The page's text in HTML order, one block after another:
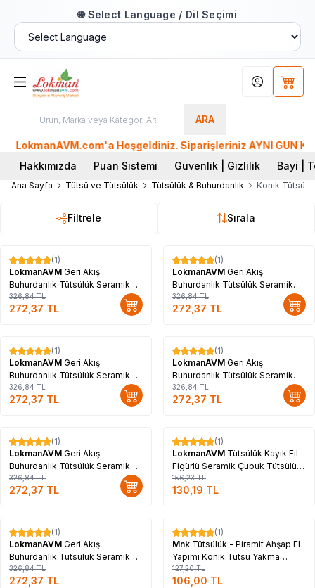
🌐 Select Language / Dil Seçimi
ARA
Hesabım
LokmanAVM.com'a Hoşgeldiniz. Siparişleriniz AYNI GÜN
Hakkımızda
Puan Sistemi Güvenlik | Gizlilik Bayi |
Ana Sayfa Tütsü ve Tütsülük Tütsülük & Buhurdanlık Konik
Filtrele Sırala
%17
(1)
LokmanAVM Geri Akış
Buhurdanlık Tütsülük Seramik
Şelale Kahverengi Backflow
326,84TL
272,37 TL
%17
(1)
LokmanAVM Geri Akış
Buhurdanlık Tütsülük Seramik
Şelale Siyah Backflow C0896
326,84TL
272,37 TL
%17
(1)
LokmanAVM Geri Akış
Buhurdanlık Tütsülük Seramik
Kalp Siyah Backflow C0888
326,84TL
272,37 TL
%17
(1)
LokmanAVM Geri Akış
Buhurdanlık Tütsülük Seramik
Şelale Siyah Backflow C0902
326,84TL
272,37 TL
%17
(1)
LokmanAVM Geri Akış
Buhurdanlık Tütsülük Seramik
Şelale Siyah Backflow C0919
326,84TL
272,37 TL
%17
(1)
LokmanAVM Tütsülük Kayık Fil
Figürlü Seramik Çubuk Tütsülük
Karışık Renk 20 Cm C0807
156,23TL
130,19 TL
%17
(1)
LokmanAVM Geri Akış
Buhurdanlık Tütsülük Seramik
Şelale Kahverengi Backflow
C0897
326,84TL
272,37 TL
%17
(1)
Mnk Tütsülük - Piramit Ahşap El
Yapımı Konik Tütsü Yakma
Kutusu 14Cm (Küçük Boy)
127,20TL
106,00 TL